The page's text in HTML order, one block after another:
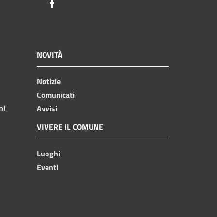
NOVITÀ
Notizie
Comunicati
Avvisi
VIVERE IL COMUNE
Luoghi
Eventi